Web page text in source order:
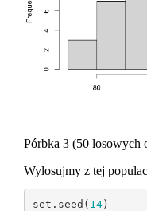
Pórbka 3 (50 losowych
Wylosujmy z tej
set.seed( 14)